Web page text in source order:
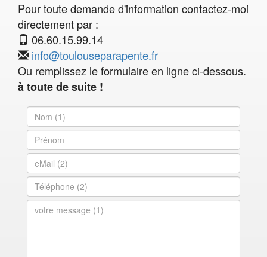
Pour toute demande d'information contactez-moi
directement par :
06.60.15.99.14
info@toulouseparapente.fr
Ou remplissez le formulaire en ligne ci-dessous.
à toute de suite !